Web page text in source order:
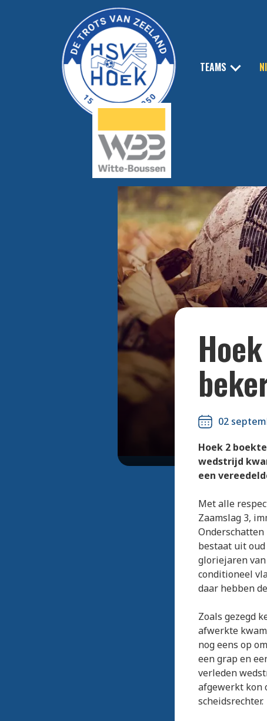
TEAMS
02
Hoek 2
wedstrijd
een
Met alle
Zaamslag 3,
Onderschatten
bestaat uit
gloriejaren van
conditioneel
daar hebben
Zoals gezegd
afwerkte
nog eens op
een grap en
verleden
afgewerkt kon
scheidsrechter.